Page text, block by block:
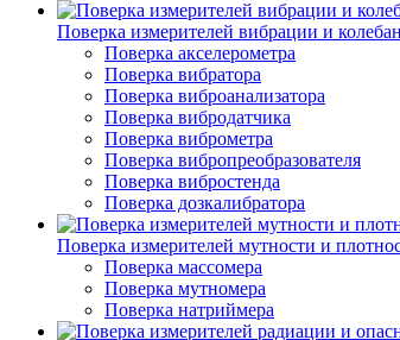
Поверка измерителей вибрации и
Поверка акселерометра
Поверка вибратора
Поверка виброанализатора
Поверка вибродатчика
Поверка виброметра
Поверка вибропреобразователя
Поверка вибростенда
Поверка дозкалибратора
Поверка измерителей мутности и
Поверка массомера
Поверка мутномера
Поверка натриймера